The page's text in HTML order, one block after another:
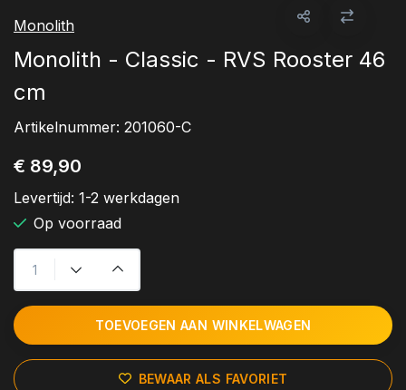
Monolith
Monolith - Classic - RVS Rooster 46
cm
Artikelnummer: 201060-C
€ 89,90
Levertijd: 1-2 werkdagen
Op voorraad
TOEVOEGEN AAN WINKELWAGEN
BEWAAR ALS FAVORIET